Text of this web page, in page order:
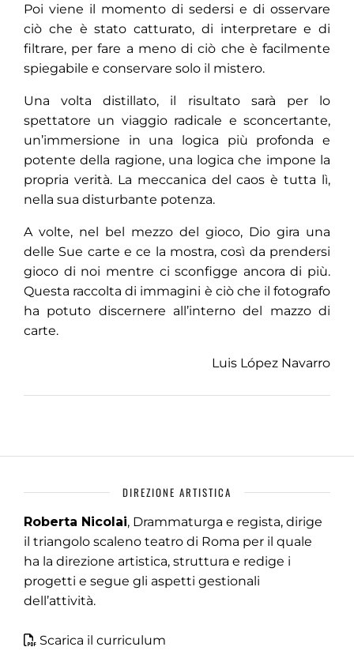
Poi viene il momento di sedersi e di osservare
ciò che è stato catturato, di interpretare e di
filtrare, per fare a meno di ciò che è facilmente
spiegabile e conservare solo il mistero.
Una volta distillato, il risultato sarà per lo
spettatore un viaggio radicale e sconcertante,
un’immersione in una logica più profonda e
potente della ragione, una logica che impone la
propria verità. La meccanica del caos è tutta lì,
nella sua disturbante potenza.
A volte, nel bel mezzo del gioco, Dio gira una
delle Sue carte e ce la mostra, così da prendersi
gioco di noi mentre ci sconfigge ancora di più.
Questa raccolta di immagini è ciò che il fotografo
ha potuto discernere all’interno del mazzo di
carte.
Luis López Navarro
DIREZIONE ARTISTICA
Roberta Nicolai, Drammaturga e regista, dirige
il triangolo scaleno teatro di Roma per il quale
ha la direzione artistica, struttura e redige i
progetti e segue gli aspetti gestionali
dell’attività.
Scarica il curriculum